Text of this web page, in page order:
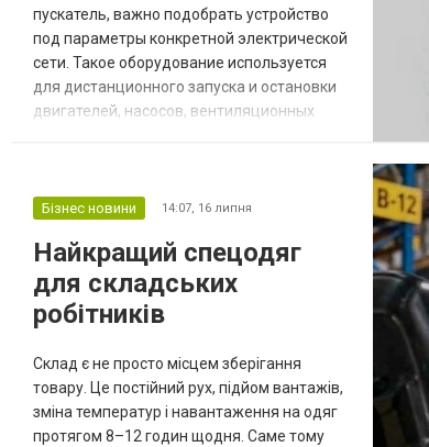
пускатель, важно подобрать устройство
под параметры конкретной электрической
сети. Такое оборудование используется
для дистанционного запуска и остановки
двигателей, насосов, вентиляционных
безопасной. Принцип работы и сфера
элементом устройства является
магнитный контактор. После...
Бізнес новини 14:07, 16 липня
Найкращий спецодяг
для складських
робітників
Склад є не просто місцем зберігання
товару. Це постійний рух, підйом вантажів,
зміна температур і навантаження на одяг
протягом 8–12 годин щодня. Саме тому